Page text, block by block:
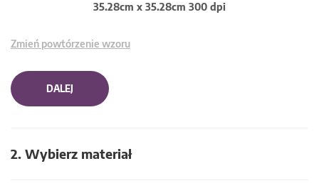
35.28cm x 35.28cm 300 dpi
Zmień powtórzenie wzoru
DALEJ
2. Wybierz materiał